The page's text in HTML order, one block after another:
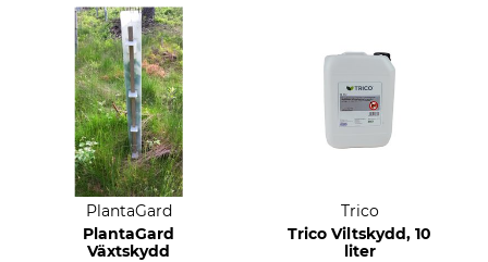
PlantaGard
PlantaGard
Växtskydd
Trico
Trico Viltskydd, 10
liter